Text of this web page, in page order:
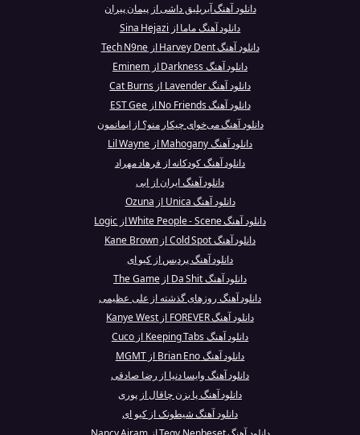
دانلود آهنگ آیریلیق داشی از پیمان پیران
دانلود آهنگ ماما از Sina Hejazi
دانلود آهنگ Harvey Dent از Tech N9ne
دانلود آهنگ Darkness از Eminem
دانلود آهنگ Lavender از Cat Burns
دانلود آهنگ No Friends از EST Gee
دانلود آهنگ می‌خوای چیکار منو؟ از ایمانمون
دانلود آهنگ Mahogany از Lil Wayne
دانلود آهنگ کودکانه از فرهاد مهراد
دانلود آهنگ ایران از ابی
دانلود آهنگ Unica از Ozuna
دانلود آهنگ White People - Scene از Logic
دانلود آهنگ Cold Spot از Kane Brown
دانلود آهنگ پردیس از کیو ای
دانلود آهنگ Da Shit از The Game
دانلود آهنگ روزهای گذشته از علی عظیمی
دانلود آهنگ FOREVER از Kanye West
دانلود آهنگ Keeping Tabs از Cuco
دانلود آهنگ Brian Eno از MGMT
دانلود آهنگ وایسا دنیا از رضا صادقی
دانلود آهنگ پا بزن چاقال از پوری
دانلود آهنگ شیطونک از کیو ای